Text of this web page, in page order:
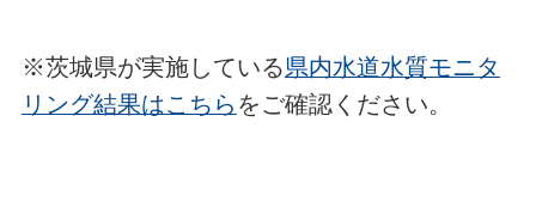
※茨城県が実施している県内水道水質モニタ
リング結果はこちら をご確認ください。